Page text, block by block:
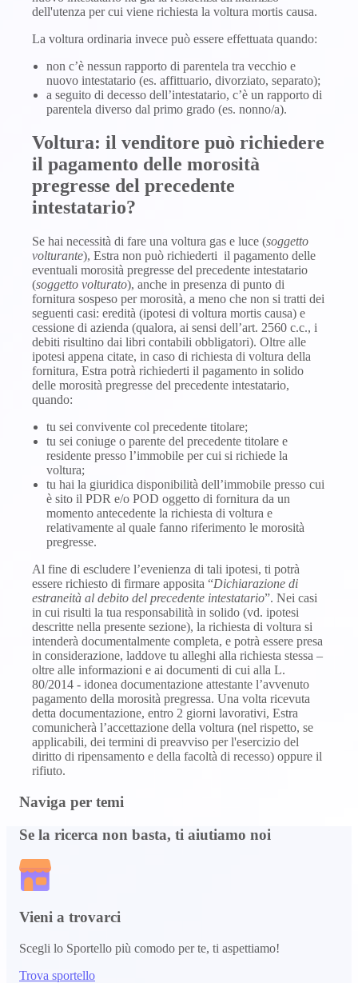
dell'utenza per cui viene richiesta la voltura mortis causa.
La voltura ordinaria invece può essere effettuata quando:
non c’è nessun rapporto di parentela tra vecchio e
nuovo intestatario (es. affittuario, divorziato, separato);
a seguito di decesso dell’intestatario, c’è un rapporto di
parentela diverso dal primo grado (es. nonno/a).
Voltura: il venditore può richiedere
il pagamento delle morosità
pregresse del precedente
intestatario?
Se hai necessità di fare una voltura gas e luce (soggetto
volturante), Estra non può richiederti il pagamento delle
eventuali morosità pregresse del precedente intestatario
(soggetto volturato), anche in presenza di punto di
fornitura sospeso per morosità, a meno che non si tratti dei
seguenti casi: eredità (ipotesi di voltura mortis causa) e
cessione di azienda (qualora, ai sensi dell’art. 2560 c.c., i
debiti risultino dai libri contabili obbligatori). Oltre alle
ipotesi appena citate, in caso di richiesta di voltura della
fornitura, Estra potrà richiederti il pagamento in solido
delle morosità pregresse del precedente intestatario,
quando:
tu sei convivente col precedente titolare;
tu sei coniuge o parente del precedente titolare e
residente presso l’immobile per cui si richiede la
voltura;
tu hai la giuridica disponibilità dell’immobile presso cui
è sito il PDR e/o POD oggetto di fornitura da un
momento antecedente la richiesta di voltura e
relativamente al quale fanno riferimento le morosità
pregresse.
Al fine di escludere l’evenienza di tali ipotesi, ti potrà
essere richiesto di firmare apposita “Dichiarazione di
estraneità al debito del precedente intestatario”. Nei casi
in cui risulti la tua responsabilità in solido (vd. ipotesi
descritte nella presente sezione), la richiesta di voltura si
intenderà documentalmente completa, e potrà essere presa
in considerazione, laddove tu alleghi alla richiesta stessa –
oltre alle informazioni e ai documenti di cui alla L.
80/2014 - idonea documentazione attestante l’avvenuto
pagamento della morosità pregressa. Una volta ricevuta
detta documentazione, entro 2 giorni lavorativi, Estra
comunicherà l’accettazione della voltura (nel rispetto, se
applicabili, dei termini di preavviso per l'esercizio del
diritto di ripensamento e della facoltà di recesso) oppure il
rifiuto.
Naviga per temi
Se la ricerca non basta, ti aiutiamo noi
Vieni a trovarci
Scegli lo Sportello più comodo per te, ti aspettiamo!
Trova sportello